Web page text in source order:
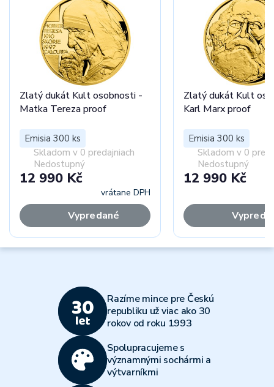
Zlatý dukát Kult osobnosti -
Matka Tereza proof
Emisia 300 ks
Skladom v 0 predajniach
Nedostupný
12 990 Kč
vrátane DPH
Vypredané
Zlatý dukát Kult
Karl Marx proof
Emisia 300 ks
Skladom v 0
Nedostupný
12 990 Kč
Razíme mince pre Českú
republiku už viac ako 30
rokov od roku 1993
Spolupracujeme s
významnými sochármi a
výtvarníkmi